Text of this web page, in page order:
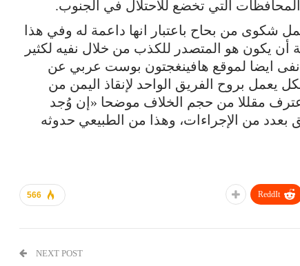
التي تخضع للاحتلال في الجنوب.
شكوى من بحاح باعتبار انها داعمة له وفي هذا
أن يكون هو المتصدر للكذب من خلال نفيه لكثير
نفى ايضا لموقع هافينغجتون بوست عربي عن
يعمل بروح الفريق الواحد لإنقاذ اليمن من
مقللا من حجم الخلاف موضحا «إن وُجد
من الإجراءات، وهذا من الطبيعي حدوثه
566 ReddIt
NEXT POST